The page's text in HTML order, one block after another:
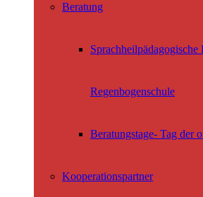
Beratung
Sprachheilpädagogische
Regenbogenschule
Beratungstage- Tag der
Kooperationspartner